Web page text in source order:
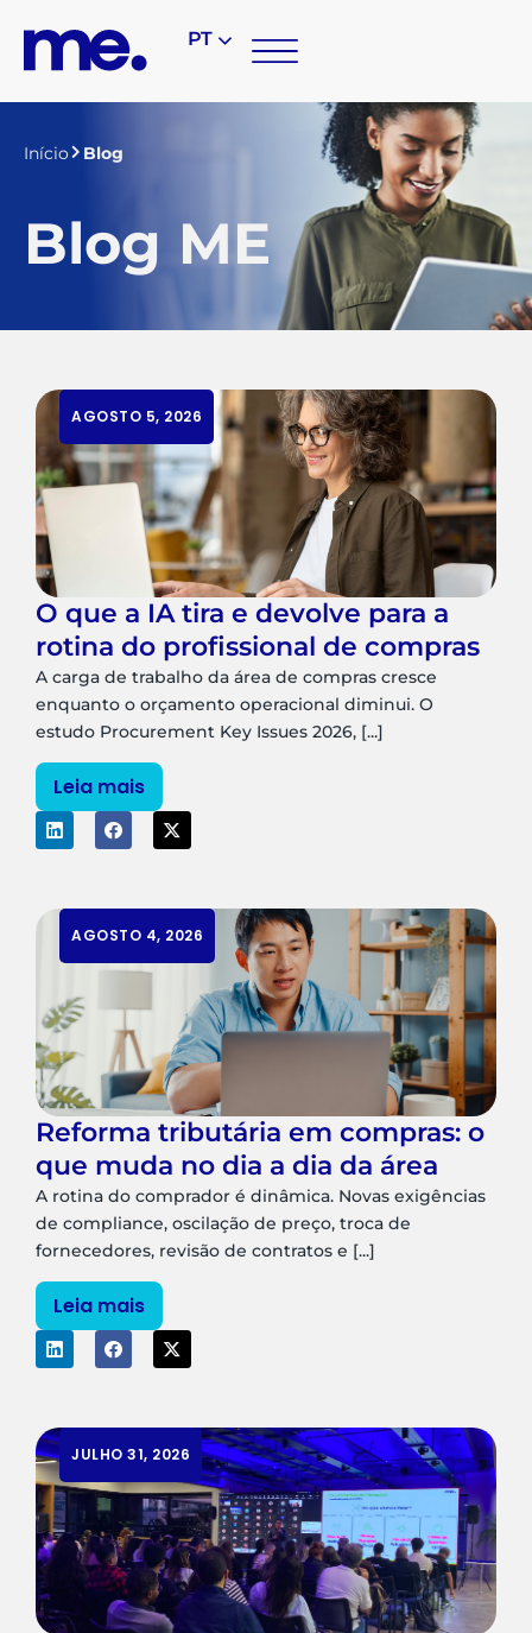
PT
Início Blog
Blog ME
AGOSTO 5, 2026
O que a IA tira e devolve para a
rotina do profissional de compras
A carga de trabalho da área de compras cresce
enquanto o orçamento operacional diminui. O
estudo Procurement Key Issues 2026, [...]
Leia mais
AGOSTO 4, 2026
Reforma tributária em compras: o
que muda no dia a dia da área
A rotina do comprador é dinâmica. Novas exigências
de compliance, oscilação de preço, troca de
fornecedores, revisão de contratos e [...]
Leia mais
JULHO 31, 2026